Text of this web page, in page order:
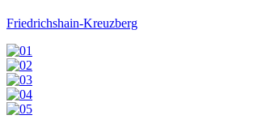
Friedrichshain-Kreuzberg